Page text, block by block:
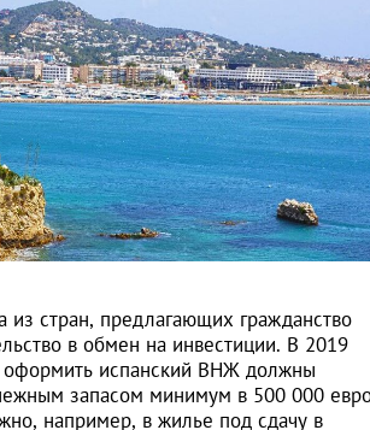
стран, предлагающих гражданство
в обмен на инвестиции. В 2019
испанский ВНЖ должны
запасом минимум в 500 000
например, в жилье под сдачу в